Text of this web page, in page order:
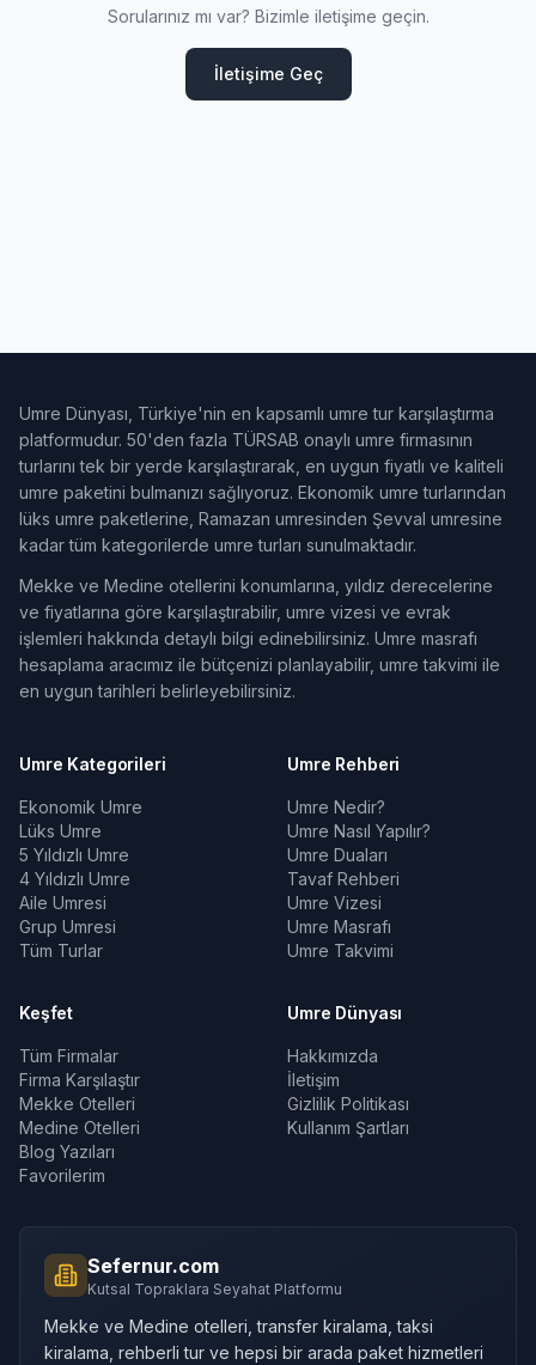
Sorularınız mı var? Bizimle iletişime geçin.
İletişime Geç
Umre Dünyası, Türkiye'nin en kapsamlı umre tur karşılaştırma
platformudur. 50'den fazla TÜRSAB onaylı umre firmasının
turlarını tek bir yerde karşılaştırarak, en uygun fiyatlı ve kaliteli
umre paketini bulmanızı sağlıyoruz. Ekonomik umre turlarından
lüks umre paketlerine, Ramazan umresinden Şevval umresine
kadar tüm kategorilerde umre turları sunulmaktadır.
Mekke ve Medine otellerini konumlarına, yıldız derecelerine
ve fiyatlarına göre karşılaştırabilir, umre vizesi ve evrak
işlemleri hakkında detaylı bilgi edinebilirsiniz. Umre masrafı
hesaplama aracımız ile bütçenizi planlayabilir, umre takvimi ile
en uygun tarihleri belirleyebilirsiniz.
Umre Kategorileri
Ekonomik Umre
Lüks Umre
5 Yıldızlı Umre
4 Yıldızlı Umre
Aile Umresi
Grup Umresi
Tüm Turlar
Umre Rehberi
Umre Nedir?
Umre Nasıl Yapılır?
Umre Duaları
Tavaf Rehberi
Umre Vizesi
Umre Masrafı
Umre Takvimi
Keşfet
Tüm Firmalar
Firma Karşılaştır
Mekke Otelleri
Medine Otelleri
Blog Yazıları
Favorilerim
Umre Dünyası
Hakkımızda
İletişim
Gizlilik Politikası
Kullanım Şartları
Sefernur.com
Kutsal Topraklara Seyahat Platformu
Mekke ve Medine otelleri, transfer kiralama, taksi
kiralama, rehberli tur ve hepsi bir arada paket hizmetleri